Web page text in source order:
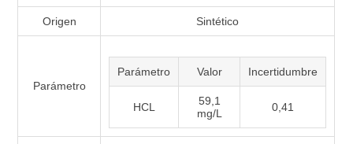
Origen Sintético
Parámetro
Parámetro Valor Incertidumbre
HCL
59,1
mg/L
0,41